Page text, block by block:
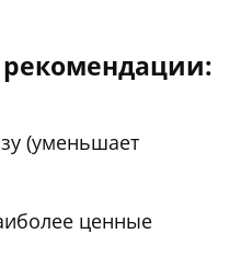
(уменьшает
ценные